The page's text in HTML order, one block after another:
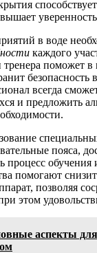
в воде
каждого
тренера поможет
безопасность
всегда
и предложить
пояса,
процесс обучения
помогают
позволяя
этом
аспекты